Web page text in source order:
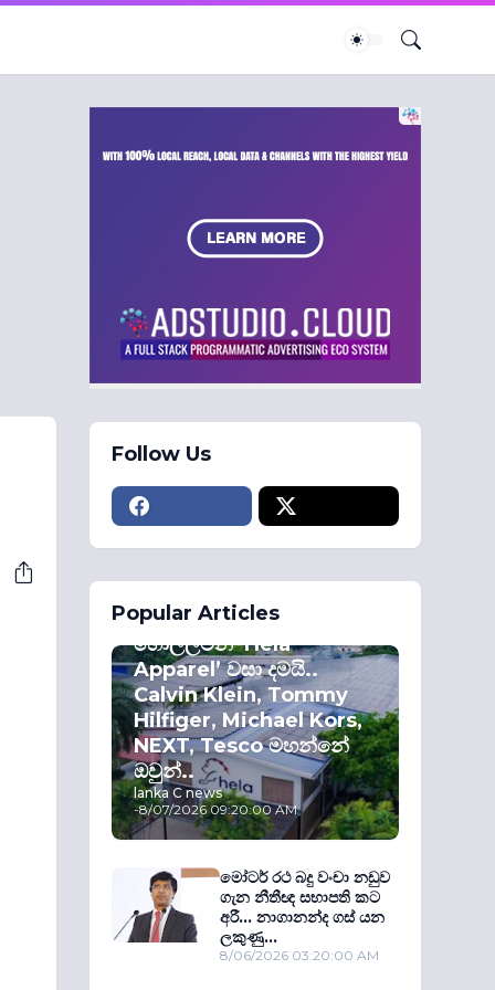
Follow Us
Popular Articles
කොළඹ කොටස්
හොල්ලමින් ‘Hela
Apparel’ වසා දමයි..
Calvin Klein, Tommy
Hilfiger, Michael Kors,
NEXT, Tesco මහන්නේ
ඔවුන්..
lanka C news
-8/07/2026 09:20:00 AM
මෝටර් රථ බදු වංචා නඩුව
ගැන නීතීඥ සභාපති කට
අරී... නාගානන්ද ගස් යන
ලකුණු...
8/06/2026 03:20:00 AM